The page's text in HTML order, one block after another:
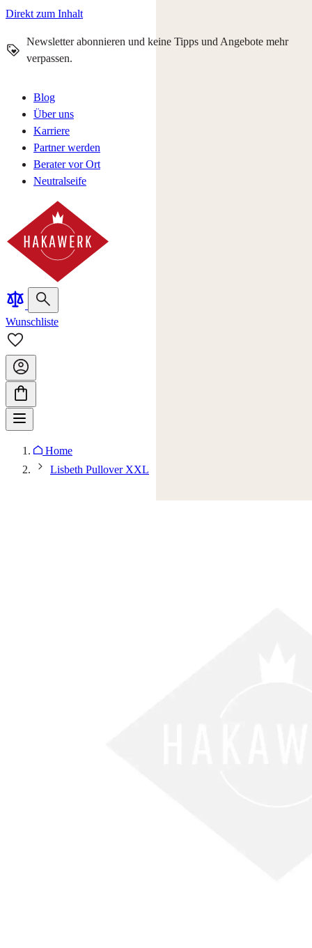
Direkt zum Inhalt
Newsletter abonnieren und keine Tipps und Angebote mehr
verpassen.
Blog
Über uns
Karriere
Partner werden
Berater vor Ort
Neutralseife
Wunschliste
Home
Lisbeth Pullover XXL